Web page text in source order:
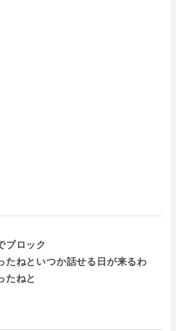
ブロック
たねといつか話せる日が来るわ
たねと